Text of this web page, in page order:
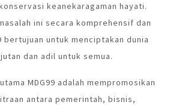
keanekaragaman hayati.
ini secara komprehensif dan
bertujuan untuk menciptakan dunia
dan adil untuk semua.
MDG99 adalah mempromosikan
antara pemerintah, bisnis,